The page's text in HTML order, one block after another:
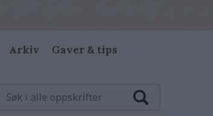
Arkiv Gaver & tips